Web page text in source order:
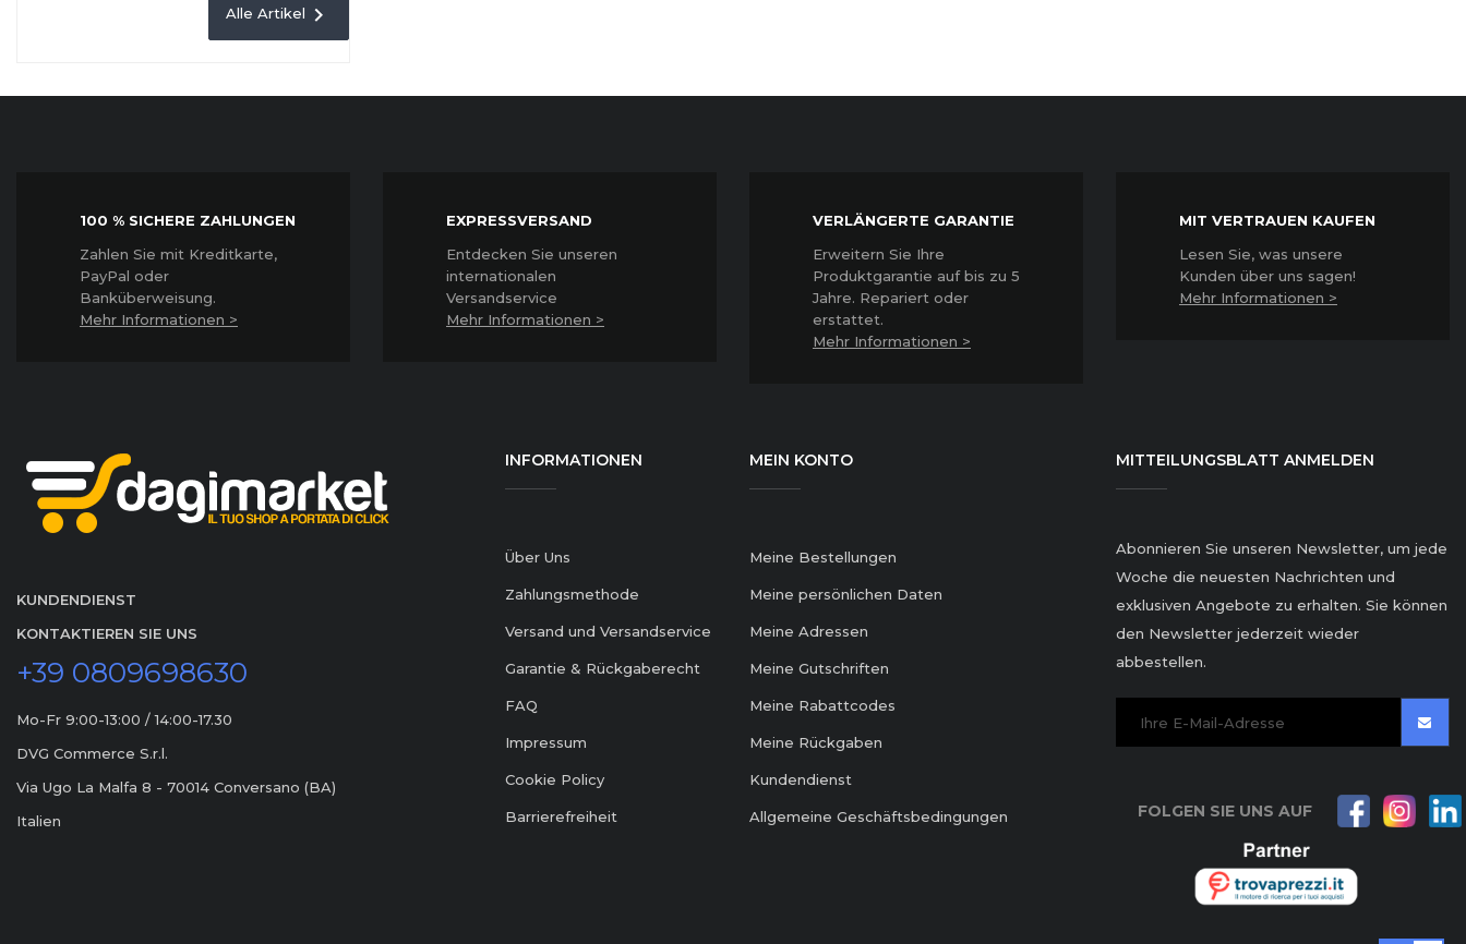
Alle Artikel 
100 % SICHERE ZAHLUNGEN
Zahlen Sie mit Kreditkarte,
PayPal oder
Banküberweisung.
Mehr Informationen >
EXPRESSVERSAND
Entdecken Sie unseren
internationalen
Versandservice
Mehr Informationen >
VERLÄNGERTE GARANTIE
Erweitern Sie Ihre
Produktgarantie auf bis zu 5
Jahre. Repariert oder
erstattet.
Mehr Informationen >
MIT VERTRAUEN KAUFEN
Lesen Sie, was unsere
Kunden über uns sagen!
Mehr Informationen >
KUNDENDIENST
KONTAKTIEREN SIE UNS
+39 0809698630
Mo-Fr 9:00-13:00 / 14:00-17.30
DVG Commerce S.r.l.
Via Ugo La Malfa 8 - 70014 Conversano (BA)
Italien
INFORMATIONEN
Über Uns
Zahlungsmethode
Versand und Versandservice
Garantie & Rückgaberecht
FAQ
Impressum
Cookie Policy
Barrierefreiheit
MEIN KONTO
Meine Bestellungen
Meine persönlichen Daten
Meine Adressen
Meine Gutschriften
Meine Rabattcodes
Meine Rückgaben
Kundendienst
Allgemeine Geschäftsbedingungen
MITTEILUNGSBLATT ANMELDEN
Abonnieren Sie unseren Newsletter, um jede
Woche die neuesten Nachrichten und
exklusiven Angebote zu erhalten. Sie können
den Newsletter jederzeit wieder
abbestellen.
FOLGEN SIE UNS AUF